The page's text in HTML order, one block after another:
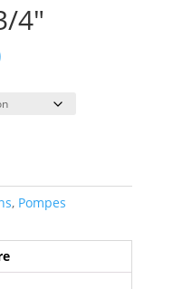
4″
Plage
prix :
$25.00
, Pompes